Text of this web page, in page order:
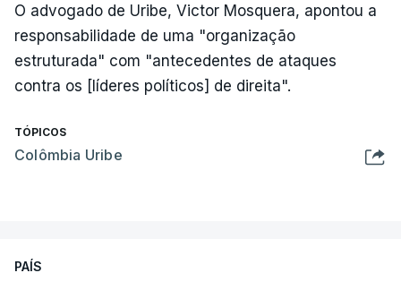
O advogado de Uribe, Victor Mosquera, apontou a
responsabilidade de uma "organização
estruturada" com "antecedentes de ataques
contra os [líderes políticos] de direita".
TÓPICOS
Colômbia Uribe
PAÍS